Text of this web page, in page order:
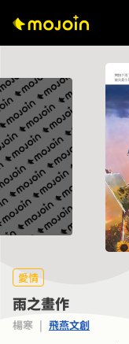
愛情
雨之畫作
楊寒 | 飛燕文創